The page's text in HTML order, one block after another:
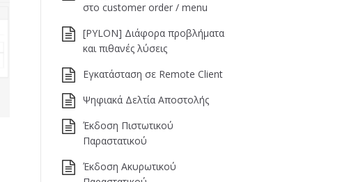
στο customer order / menu
[PYLON] Διάφορα προβλήματα
και πιθανές λύσεις
Εγκατάσταση σε Remote Client
Ψηφιακά Δελτία Αποστολής
Έκδοση Πιστωτικού
Παραστατικού
Έκδοση Ακυρωτικού